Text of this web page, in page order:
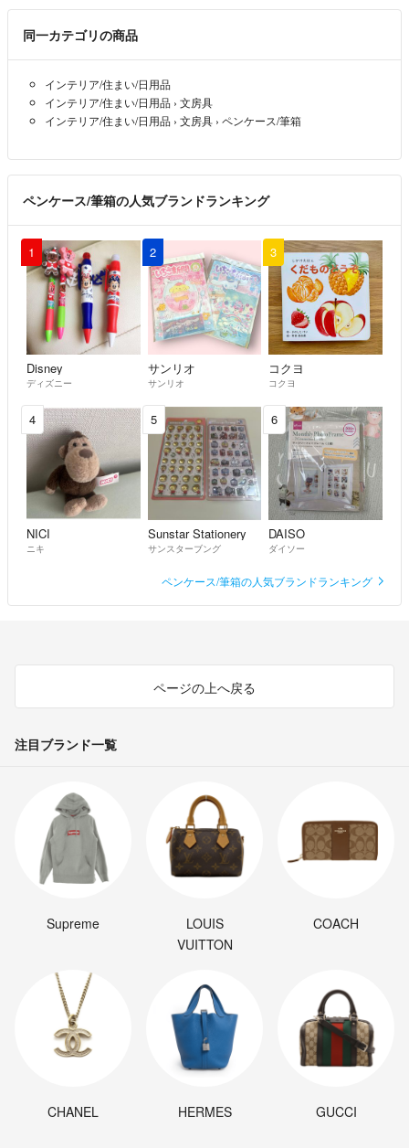
同一カテゴリの商品
インテリア/住まい/日用品
インテリア/住まい/日用品 › 文房具
インテリア/住まい/日用品 › 文房具 › ペンケース/筆箱
ペンケース/筆箱の人気ブランドランキング
1
Disney
ディズニー
2
サンリオ
サンリオ
3
コクヨ
コクヨ
4
NICI
ニキ
5
Sunstar Stationery
サンスターブング
6
DAISO
ダイソー
ペンケース/筆箱の人気ブランドランキング
ページの上へ戻る
注目ブランド一覧
Supreme
LOUIS
VUITTON
COACH
CHANEL HERMES GUCCI